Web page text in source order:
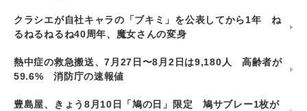
クラシエが自社キャラの「ブキミ」を公表してから1年 ね
るねるねるね40周年、魔女さんの変身
熱中症の救急搬送、7月27日〜8月2日は9,180人 高齢者が
59.6% 消防庁の速報値
豊島屋、きょう8月10日「鳩の日」限定 鳩サブレー1枚が